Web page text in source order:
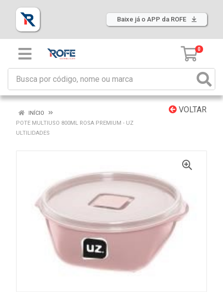
Baixe já o APP da ROFE
0
VOLTAR
INÍCIO
POTE MULTIUSO 800ML ROSA PREMIUM - UZ
ULTILIDADES